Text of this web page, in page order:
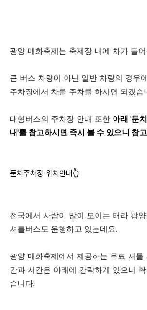
광양 매화축제는 축제장 내에 차가 들
큰 버스 차량이 아닌 일반 차량의 경우
주차장에서 차를 주차를 하시면 되겠습
대형버스의 주차장 안내 또한 아래 '둔
내'를 참고하시면 즉시 볼 수 있으니 참고
둔치주차장 위치안내👆
전국에서 사람이 많이 모이는 터라 광
셔틀버스도 운행하고 있는데요.
광양 매화축제에서 제공하는 무료 셔틀
간과 시간은 아래에 간략하게 있으니
습니다.